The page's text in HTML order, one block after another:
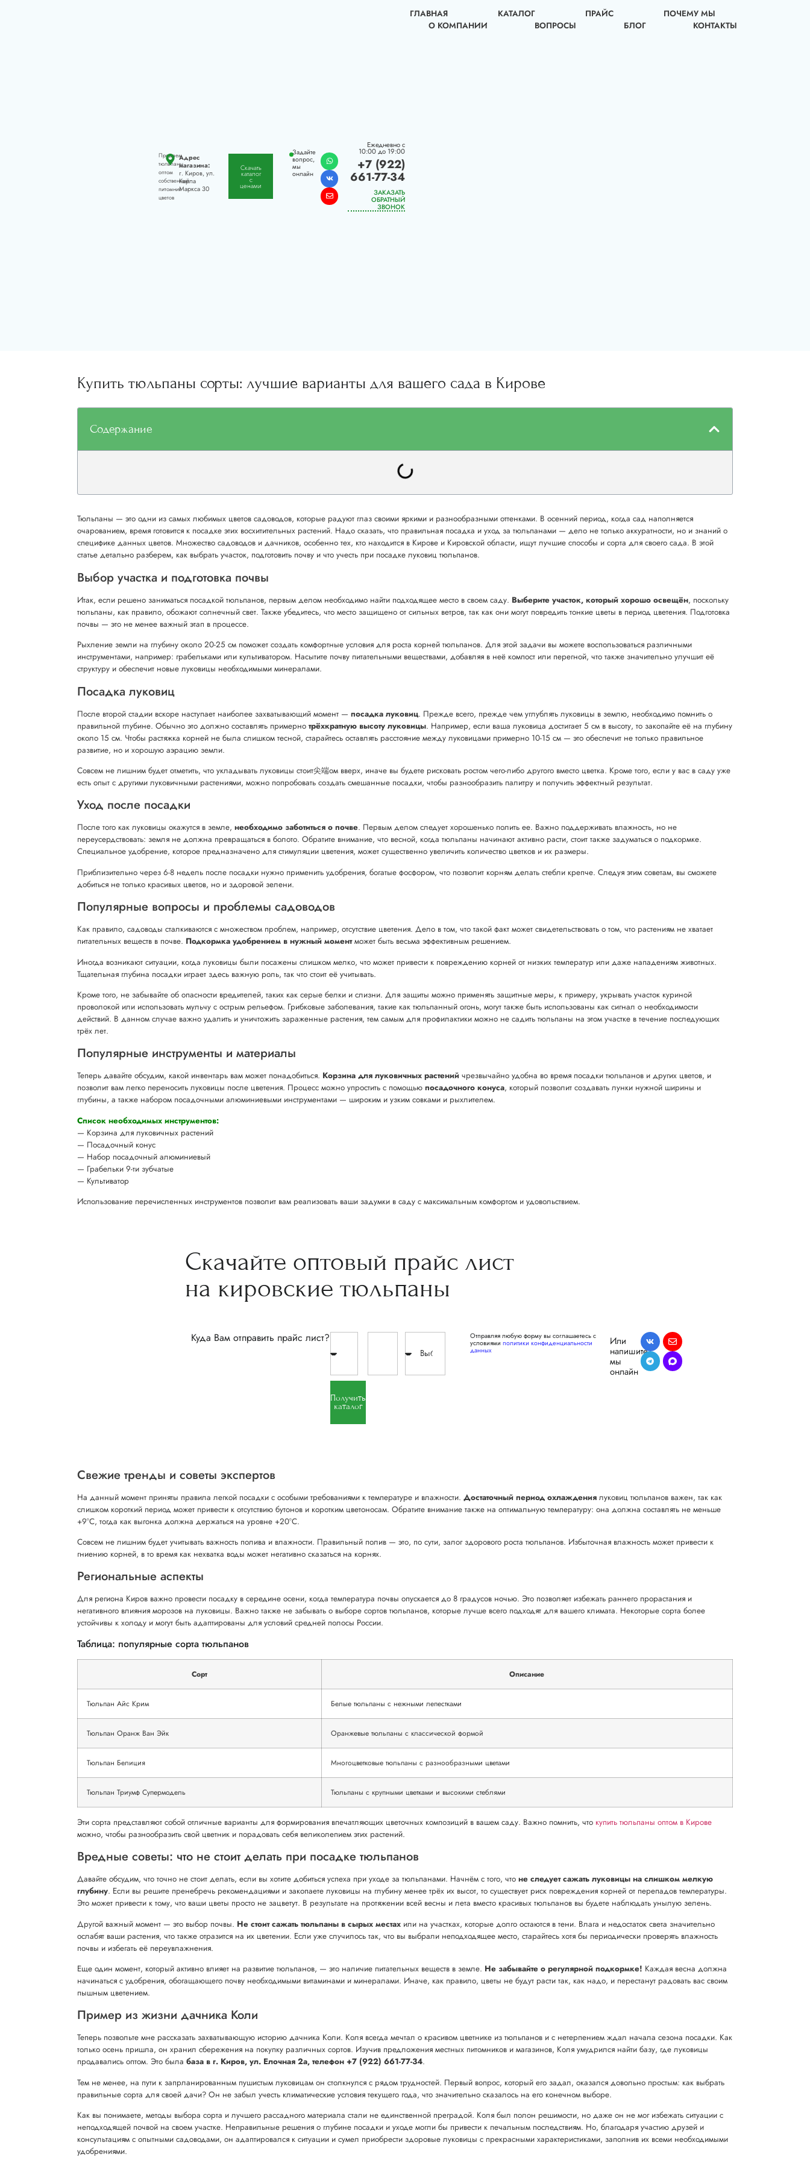
Продаем
тюльпаны
оптом
собственный
питомник
цветов
Адрес
магазина:
г. Киров, ул.
Карла
Маркса 30
Скачать
каталог
с
ценами
Задайте
вопрос,
мы
онлайн
Ежедневно с
10:00 до 19:00
+7 (922)
661-77-34
ЗАКАЗАТЬ
ОБРАТНЫЙ
ЗВОНОК
ГЛАВНАЯ КАТАЛОГ ПРАЙС
ПОЧЕМУ МЫ
О КОМПАНИИ
ВОПРОСЫ БЛОГ КОНТАКТЫ
Купить тюльпаны сорты: лучшие варианты для вашего сада в Кирове
Содержание
Тюльпаны — это одни из самых любимых цветов садоводов, которые радуют глаз своими яркими и разнообразными оттенками. В осенний период, когда сад наполняется
очарованием, время готовится к посадке этих восхитительных растений. Надо сказать, что правильная посадка и уход за тюльпанами — дело не только аккуратности, но и знаний о
специфике данных цветов. Множество садоводов и дачников, особенно тех, кто находится в Кирове и Кировской области, ищут лучшие способы и сорта для своего сада. В этой
статье детально разберем, как выбрать участок, подготовить почву и что учесть при посадке луковиц тюльпанов.
Выбор участка и подготовка почвы
Итак, если решено заниматься посадкой тюльпанов, первым делом необходимо найти подходящее место в своем саду. Выберите участок, который хорошо освещён, поскольку
тюльпаны, как правило, обожают солнечный свет. Также убедитесь, что место защищено от сильных ветров, так как они могут повредить тонкие цветы в период цветения. Подготовка
почвы — это не менее важный этап в процессе.
Рыхление земли на глубину около 20-25 см поможет создать комфортные условия для роста корней тюльпанов. Для этой задачи вы можете воспользоваться различными
инструментами, например: грабельками или культиватором. Насытите почву питательными веществами, добавляя в неё компост или перегной, что также значительно улучшит её
структуру и обеспечит новые луковицы необходимыми минералами.
Посадка луковиц
После второй стадии вскоре наступает наиболее захватывающий момент — посадка луковиц. Прежде всего, прежде чем углублять луковицы в землю, необходимо помнить о
правильной глубине. Обычно это должно составлять примерно трёхкратную высоту луковицы. Например, если ваша луковица достигает 5 см в высоту, то закопайте её на глубину
около 15 см. Чтобы растяжка корней не была слишком тесной, старайтесь оставлять расстояние между луковицами примерно 10-15 см — это обеспечит не только правильное
развитие, но и хорошую аэрацию земли.
Совсем не лишним будет отметить, что укладывать луковицы стоит尖端ом вверх, иначе вы будете рисковать ростом чего-либо другого вместо цветка. Кроме того, если у вас в саду уже
есть опыт с другими луковичными растениями, можно попробовать создать смешанные посадки, чтобы разнообразить палитру и получить эффектный результат.
Уход после посадки
После того как луковицы окажутся в земле, необходимо заботиться о почве. Первым делом следует хорошенько полить ее. Важно поддерживать влажность, но не
переусердствовать: земля не должна превращаться в болото. Обратите внимание, что весной, когда тюльпаны начинают активно расти, стоит также задуматься о подкормке.
Специальное удобрение, которое предназначено для стимуляции цветения, может существенно увеличить количество цветков и их размеры.
Приблизительно через 6-8 недель после посадки нужно применить удобрения, богатые фосфором, что позволит корням делать стебли крепче. Следуя этим советам, вы сможете
добиться не только красивых цветов, но и здоровой зелени.
Популярные вопросы и проблемы садоводов
Как правило, садоводы сталкиваются с множеством проблем, например, отсутствие цветения. Дело в том, что такой факт может свидетельствовать о том, что растениям не хватает
питательных веществ в почве. Подкормка удобрением в нужный моментможет быть весьма эффективным решением.
Иногда возникают ситуации, когда луковицы были посажены слишком мелко, что может привести к повреждению корней от низких температур или даже нападениям животных.
Тщательная глубина посадки играет здесь важную роль, так что стоит её учитывать.
Кроме того, не забывайте об опасности вредителей, таких как серые белки и слизни. Для защиты можно применять защитные меры, к примеру, укрывать участок куриной
проволокой или использовать мульчу с острым рельефом. Грибковые заболевания, такие как тюльпанный огонь, могут также быть использованы как сигнал о необходимости
действий. В данном случае важно удалить и уничтожить зараженные растения, тем самым для профилактики можно не садить тюльпаны на этом участке в течение последующих
трёх лет.
Популярные инструменты и материалы
Теперь давайте обсудим, какой инвентарь вам может понадобиться. Корзина для луковичных растенийчрезвычайно удобна во время посадки тюльпанов и других цветов, и
позволит вам легко переносить луковицы после цветения. Процесс можно упростить с помощью посадочного конуса, который позволит создавать лунки нужной ширины и
глубины, а также набором посадочными алюминиевыми инструментами — широким и узким совками и рыхлителем.
Список необходимых инструментов:
— Корзина для луковичных растений
— Посадочный конус
— Набор посадочный алюминиевый
— Грабельки 9-ти зубчатые
— Культиватор
Использование перечисленных инструментов позволит вам реализовать ваши задумки в саду с максимальным комфортом и удовольствием.
Скачайте оптовый прайс лист
на кировские тюльпаны
Куда Вам отправить прайс лист?
Получить
каталог
Отправляя любую форму вы соглашаетесь с
условиями политики конфиденциальности
данных
Или
напишите,
мы
онлайн
Свежие тренды и советы экспертов
На данный момент приняты правила легкой посадки с особыми требованиями к температуре и влажности. Достаточный период охлаждениялуковиц тюльпанов важен, так как
слишком короткий период может привести к отсутствию бутонов и коротким цветоносам. Обратите внимание также на оптимальную температуру: она должна составлять не меньше
+9°С, тогда как выгонка должна держаться на уровне +20°С.
Совсем не лишним будет учитывать важность полива и влажности. Правильный полив — это, по сути, залог здорового роста тюльпанов. Избыточная влажность может привести к
гниению корней, в то время как нехватка воды может негативно сказаться на корнях.
Региональные аспекты
Для региона Киров важно провести посадку в середине осени, когда температура почвы опускается до 8 градусов ночью. Это позволяет избежать раннего прорастания и
негативного влияния морозов на луковицы. Важно также не забывать о выборе сортов тюльпанов, которые лучше всего подходят для вашего климата. Некоторые сорта более
устойчивы к холоду и могут быть адаптированы для условий средней полосы России.
Таблица: популярные сорта тюльпанов
Сорт Описание
Тюльпан Айс Крим Белые тюльпаны с нежными лепестками
Тюльпан Оранж Ван Эйк Оранжевые тюльпаны с классической формой
Тюльпан Белиция Многоцветковые тюльпаны с разнообразными цветами
Тюльпан Триумф Супермодель Тюльпаны с крупными цветками и высокими стеблями
Эти сорта представляют собой отличные варианты для формирования впечатляющих цветочных композиций в вашем саду. Важно помнить, что купить тюльпаны оптом в Кирове
можно, чтобы разнообразить свой цветник и порадовать себя великолепием этих растений.
Вредные советы: что не стоит делать при посадке тюльпанов
Давайте обсудим, что точно не стоит делать, если вы хотите добиться успеха при уходе за тюльпанами. Начнём с того, что не следует сажать луковицы на слишком мелкую
глубину. Если вы решите пренебречь рекомендациями и закопаете луковицы на глубину менее трёх их высот, то существует риск повреждения корней от перепадов температуры.
Это может привести к тому, что ваши цветы просто не зацветут. В результате на протяжении всей весны и лета вместо красивых тюльпанов вы будете наблюдать унылую зелень.
Другой важный момент — это выбор почвы. Не стоит сажать тюльпаны в сырых местахили на участках, которые долго остаются в тени. Влага и недостаток света значительно
ослабят ваши растения, что также отразится на их цветении. Если уже случилось так, что вы выбрали неподходящее место, старайтесь хотя бы периодически проверять влажность
почвы и избегать её переувлажнения.
Еще один момент, который активно влияет на развитие тюльпанов, — это наличие питательных веществ в земле. Не забывайте о регулярной подкормке! Каждая весна должна
начинаться с удобрения, обогащающего почву необходимыми витаминами и минералами. Иначе, как правило, цветы не будут расти так, как надо, и перестанут радовать вас своим
пышным цветением.
Пример из жизни дачника Коли
Теперь позвольте мне рассказать захватывающую историю дачника Коли. Коля всегда мечтал о красивом цветнике из тюльпанов и с нетерпением ждал начала сезона посадки. Как
только осень пришла, он хранил сбережения на покупку различных сортов. Изучив предложения местных питомников и магазинов, Коля умудрился найти базу, где луковицы
продавались оптом. Это была база в г. Киров, ул. Елочная 2а, телефон +7 (922) 661-77-34.
Тем не менее, на пути к запрланированным пушистым луковицам он столкнулся с рядом трудностей. Первый вопрос, который его задал, оказался довольно простым: как выбрать
правильные сорта для своей дачи? Он не забыл учесть климатические условия текущего года, что значительно сказалось на его конечном выборе.
Как вы понимаете, методы выбора сорта и лучшего рассадного материала стали не единственной преградой. Коля был полон решимости, но даже он не мог избежать ситуации с
неподходящей почвой на своем участке. Неправильные решения о глубине посадки и уходе могли бы привести к печальным последствиям. Но, благодаря участию друзей и
консультациям с опытными садоводами, он адаптировался к ситуации и сумел приобрести здоровые луковицы с прекрасными характеристиками, заполнив их всеми необходимыми
удобрениями.